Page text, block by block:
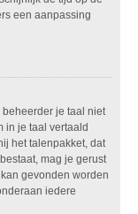
een aanpassing
je taal niet
in je taal vertaald
het talenpakket, dat
mag je gerust
gevonden worden
iedere